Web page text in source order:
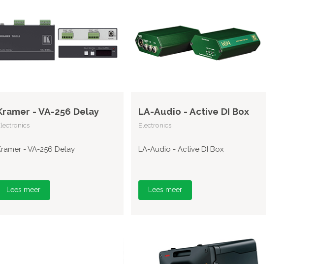
- VA-256 Delay
- VA-256 Delay
Lees meer
LA-Audio - Active DI Box
Electronics
LA-Audio - Active DI Box
Lees meer